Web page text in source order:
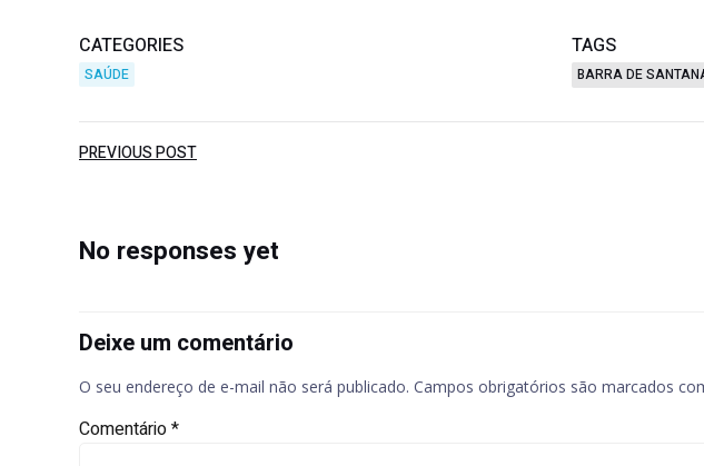
CATEGORIES
SAÚDE
TAGS
BARRA DE
Post
navigation
PREVIOUS POST
No responses yet
Deixe um comentário
O seu endereço de e-mail não será publicado. Campos obrigatórios são marcados
Comentário*